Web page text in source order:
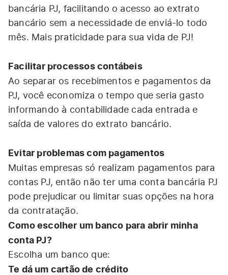
bancária PJ, facilitando o acesso ao extrato
bancário sem a necessidade de enviá-lo todo
mês. Mais praticidade para sua vida de PJ!
Facilitar processos contábeis
Ao separar os recebimentos e pagamentos da
PJ, você economiza o tempo que seria gasto
informando à contabilidade cada entrada e
saída de valores do extrato bancário.
Evitar problemas com pagamentos
Muitas empresas só realizam pagamentos para
contas PJ, então não ter uma conta bancária PJ
pode prejudicar ou limitar suas opções na hora
da contratação.
Como escolher um banco para abrir minha
conta PJ?
Escolha um banco que:
Te dá um cartão de crédito